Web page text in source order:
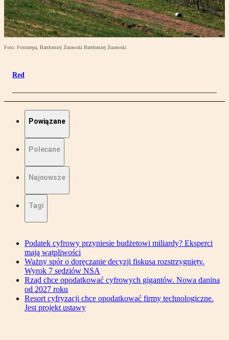
Foto: Fotorzepa, Bartłomiej Żurawski Bartłomiej Żurawski
Red
Powiązane
Polecane
Najnowsze
Tagi
Podatek cyfrowy przyniesie budżetowi miliardy? Eksperci
mają wątpliwości
Ważny spór o doręczanie decyzji fiskusa rozstrzygnięty.
Wyrok 7 sędziów NSA
Rząd chce opodatkować cyfrowych gigantów. Nowa danina
od 2027 roku
Resort cyfryzacji chce opodatkować firmy technologiczne.
Jest projekt ustawy